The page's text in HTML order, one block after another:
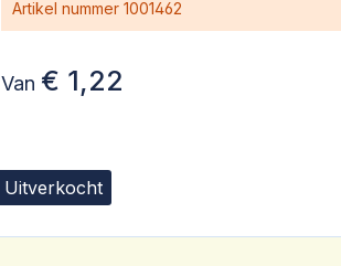
Uitverkocht
Artikel nummer 1001462
Van € 1,22